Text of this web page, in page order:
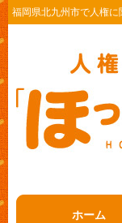
福岡県北九州市で人権
ホーム